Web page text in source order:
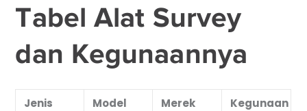
Tabel Alat Survey
dan Kegunaannya
Jenis
Model
Merek Kegunaan